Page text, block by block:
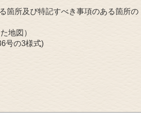
箇所及び特記すべき事項のある箇所の
地図）
号の3様式)